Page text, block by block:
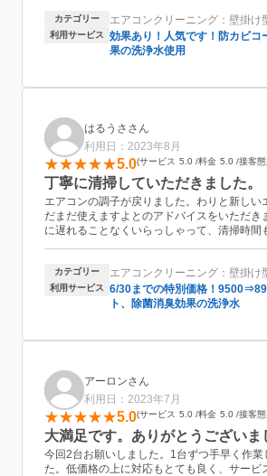
的にはとても安心できて、次回もお願いたい
カテゴリー エアコンクリーニング：壁掛け
利用サービス
効果あり！人気です！防カビコ
果の洗浄水使用
はるうささん
利用日：2023年8月
5.0 サービス 5.0 料金 5.0 接客
丁寧に清掃していただきました。
エアコンの調子が戻りました。わりと新しい
だまだ使えますよとのアドバイスをいただき
に遅れることなくいらっしゃって、清掃時間
だいた時間できっちり終りました。支払い
カテゴリー エアコンクリーニング：壁掛け
利用サービス
6/30までの特別価格！
ト、除菌消臭効果の洗浄水
アーロンさん
利用日：2023年7月
5.0 サービス 5.0 料金 5.0 接客
大満足です。ありがとうございま
今回2台お願いしました。1台ずつ手早く作業
た。低価格の上に対応もとても良く、サービ